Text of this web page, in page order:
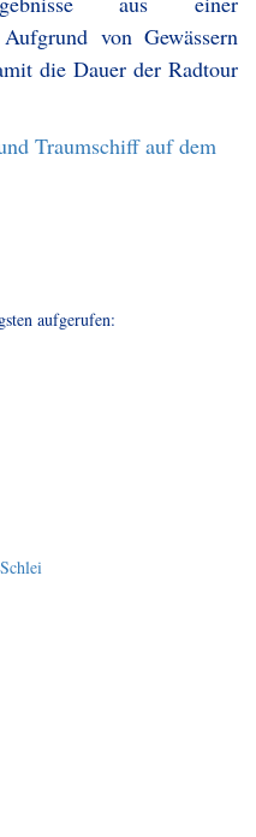
von Gewässern
die Dauer der Radtour
Traumschiff auf dem
aufgerufen: